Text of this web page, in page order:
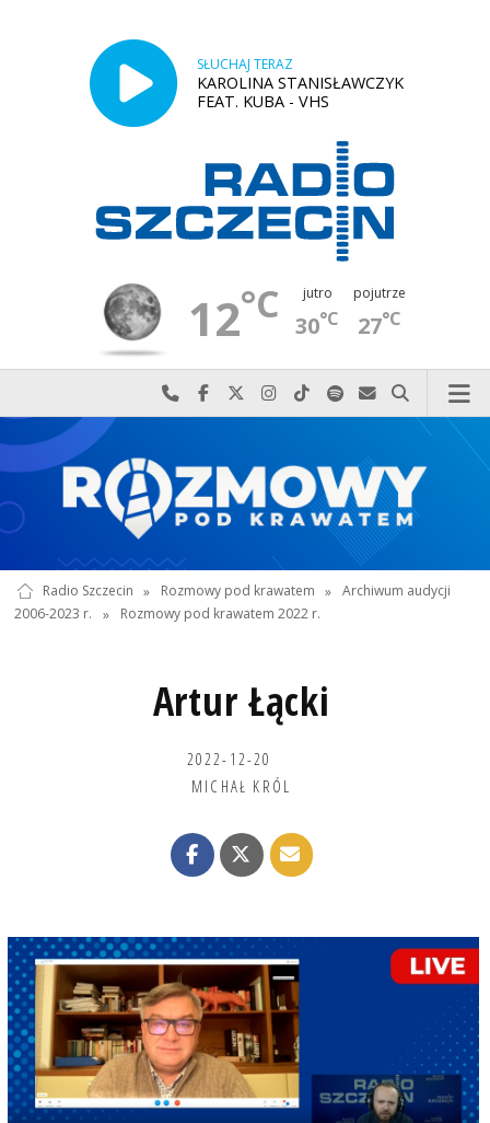
SŁUCHAJ TERAZ
KAROLINA STANISŁAWCZYK
FEAT. KUBA - VHS
12°C jutro
30°C
pojutrze
27°C
Najlepiej po prostu do nas zadzwoń
Odwiedź nas na Facebook-u
Odwiedź nas na X
Odwiedź nas na Instagram-ie
Odwiedź nas na TikTok-u
Szukaj nas na Spotify
Wyślij do nas
Szukaj
Radio Szczecin » Rozmowy pod krawatem » Archiwum audycji
2006-2023 r.
» Rozmowy pod krawatem 2022 r.
Artur Łącki
2022-12-20
MICHAŁ KRÓL